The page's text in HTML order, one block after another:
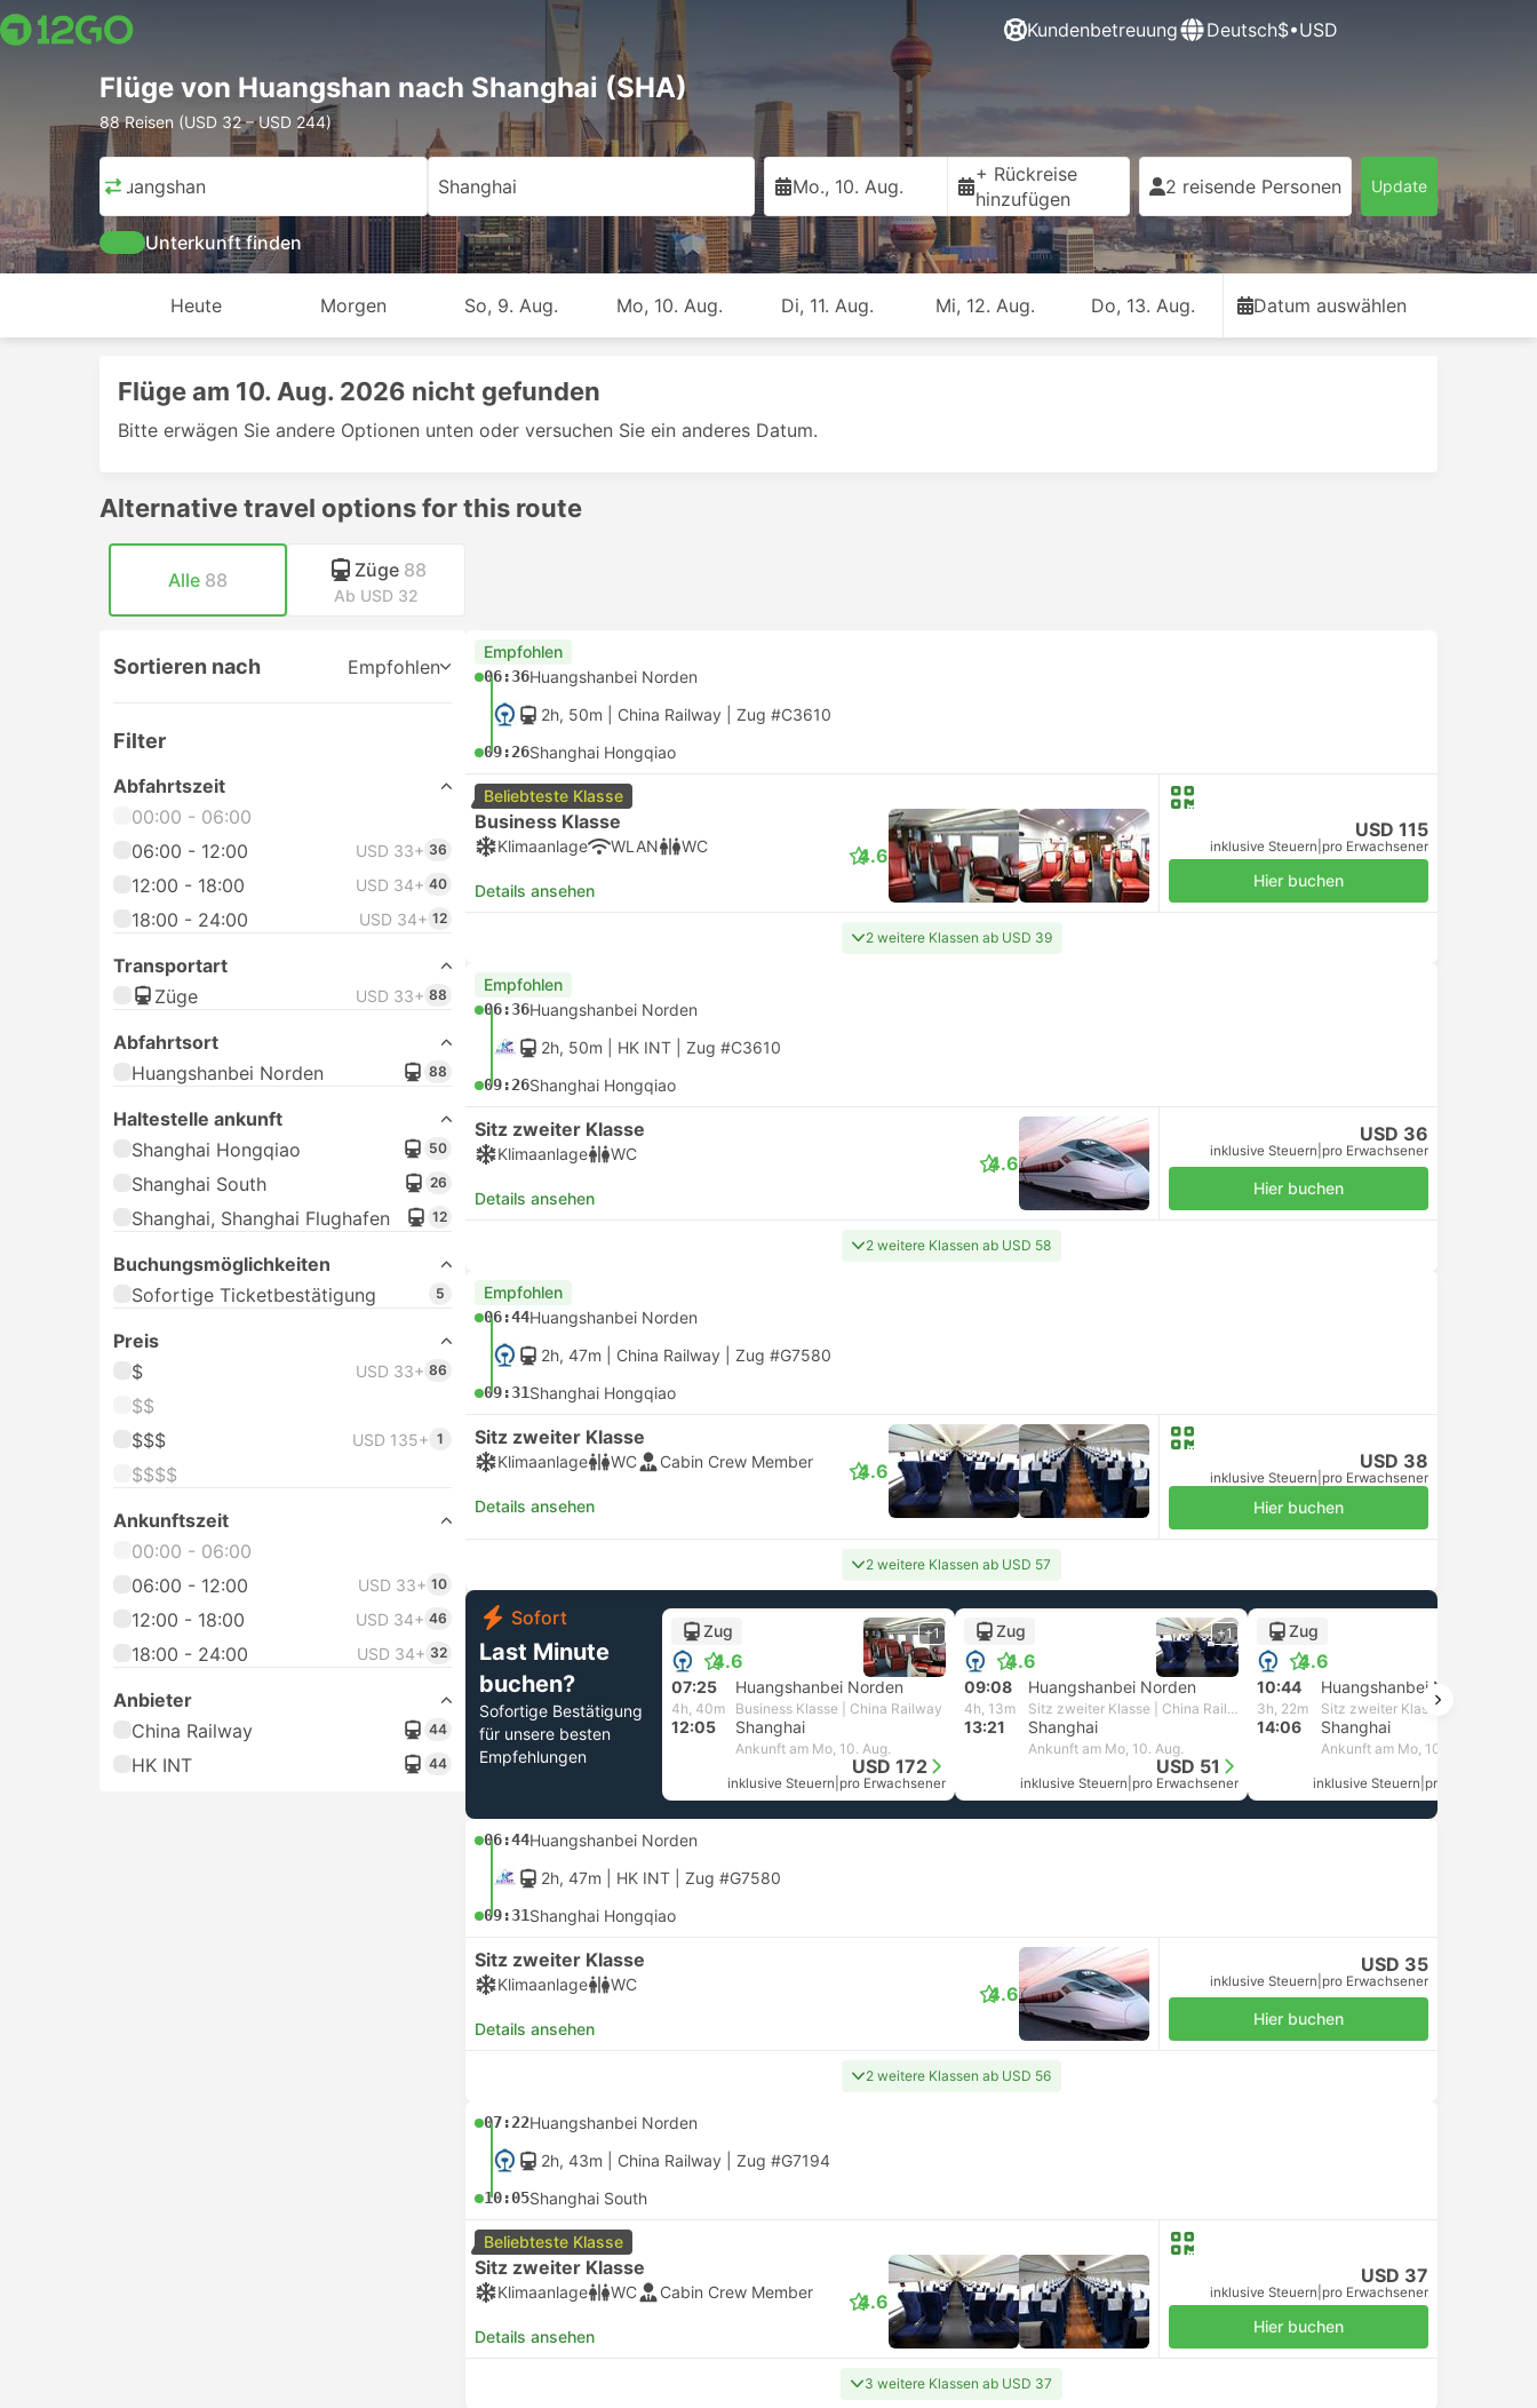
Kundenbetreuung Deutsch$•USD
Flüge von Huangshan nach Shanghai (SHA)
88 Reisen (USD 32 – USD 244)
Huangshan Shanghai Mo., 10. Aug.
+ Rückreise
hinzufügen
2 reisende Personen Update
Unterkunft finden
Heute Morgen So, 9. Aug. Mo, 10. Aug. Di, 11. Aug. Mi, 12. Aug. Do, 13. Aug. Datum auswählen
Flüge am 10. Aug. 2026 nicht gefunden
Bitte erwägen Sie andere Optionen unten oder versuchen Sie ein anderes Datum.
Alternative travel options for this route
Alle 88 Züge 88
Ab USD 32
Sortieren nach Empfohlen
Filter
Abfahrtszeit
00:00 - 06:00
06:00 - 12:00
USD 33+ 36
12:00 - 18:00 USD 34+ 40
18:00 - 24:00 USD 34+ 12
Transportart
Züge
USD 33+ 88
Abfahrtsort
Huangshanbei Norden
88
Haltestelle ankunft
Shanghai Hongqiao
50
Shanghai South 26
Shanghai, Shanghai Flughafen 12
Buchungsmöglichkeiten
Sofortige Ticketbestätigung
5
Preis
$
USD 33+ 86
$$
$$$
USD 135+ 1
$$$$
Ankunftszeit
00:00 - 06:00
06:00 - 12:00
USD 33+ 10
12:00 - 18:00 USD 34+ 46
18:00 - 24:00 USD 34+ 32
Anbieter
China Railway
44
HK INT 44
Empfohlen
06:36Huangshanbei Norden
2h, 50m | China Railway Zug #C3610
09:26Shanghai Hongqiao
Beliebteste Klasse
Business Klasse
Klimaanlage WLAN WC
Details ansehen
4.6
USD 115
inklusive Steuern pro Erwachsener
Hier buchen
2 weitere Klassen ab USD 39
Empfohlen
06:36Huangshanbei Norden
2h, 50m | HK INT Zug #C3610
09:26Shanghai Hongqiao
Sitz zweiter Klasse
Klimaanlage WC
Details ansehen
4.6
USD 36
inklusive Steuern pro Erwachsener
Hier buchen
2 weitere Klassen ab USD 58
Empfohlen
06:44Huangshanbei Norden
2h, 47m | China Railway Zug #G7580
09:31Shanghai Hongqiao
Sitz zweiter Klasse
Klimaanlage WC Cabin Crew Member
Details ansehen
4.6 USD 38
inklusive Steuern pro Erwachsener
Hier buchen
2 weitere Klassen ab USD 57
Sofort
Last Minute
buchen?
Sofortige Bestätigung
für unsere besten
Empfehlungen
Zug
4.6
+1
07:25 Huangshanbei Norden
4h, 40m Business Klasse | China Railway
12:05 Shanghai
Ankunft am Mo, 10. Aug.
USD 172
inklusive Steuern pro Erwachsener
Zug
4.6
+1
09:08 Huangshanbei Norden
4h, 13m Sitz zweiter Klasse | China Railway
13:21 Shanghai
Ankunft am Mo, 10. Aug.
USD 51
inklusive Steuern pro Erwachsener
Zug
4.6
10:44 Huangshanbei Norden
3h, 22m
14:06 Shanghai
Ankunft am Mo, 10. Aug.
inklusive Steuern pro Erwachsener
06:44Huangshanbei Norden
2h, 47m | HK INT Zug #G7580
09:31Shanghai Hongqiao
Sitz zweiter Klasse
Klimaanlage WC
Details ansehen
4.6
USD 35
inklusive Steuern pro Erwachsener
Hier buchen
2 weitere Klassen ab USD 56
07:22Huangshanbei Norden
2h, 43m | China Railway Zug #G7194
10:05Shanghai South
Beliebteste Klasse
Sitz zweiter Klasse
Klimaanlage WC Cabin Crew Member
Details ansehen
4.6
USD 37
inklusive Steuern pro Erwachsener
Hier buchen
3 weitere Klassen ab USD 37